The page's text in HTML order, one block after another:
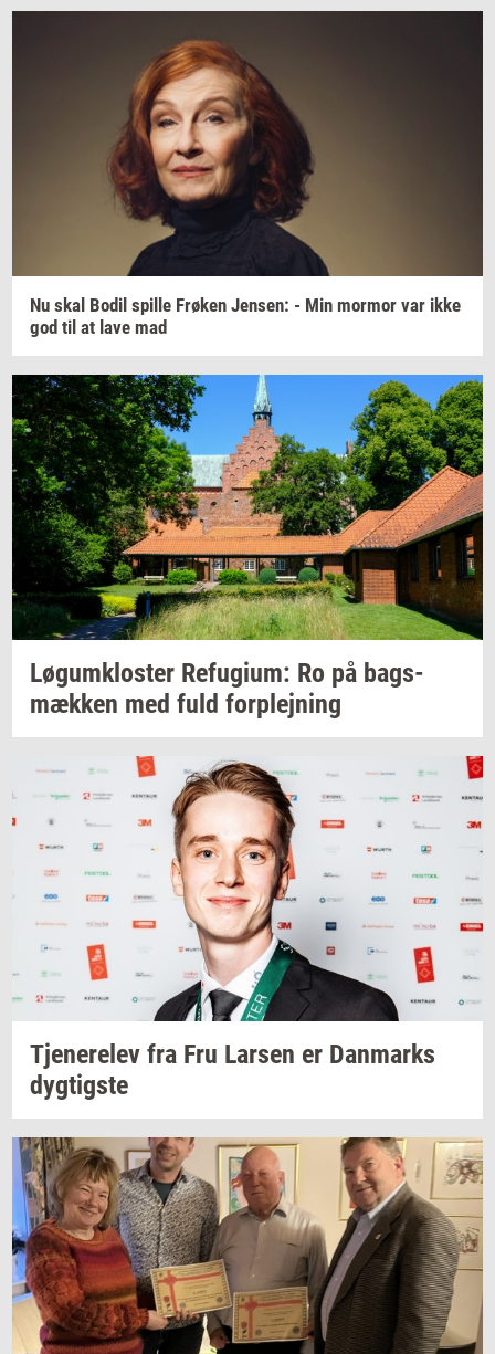
Nu skal Bodil spil­le Frø­ken Jen­sen: - Min mor­mor var ikke
god til at lave mad
Løgum­klo­ster Re­fu­gi­um: Ro på bags­
mæk­ken med fuld for­plej­ning
Tje­ne­re­lev fra Fru Lar­sen er Dan­marks
dyg­tig­ste